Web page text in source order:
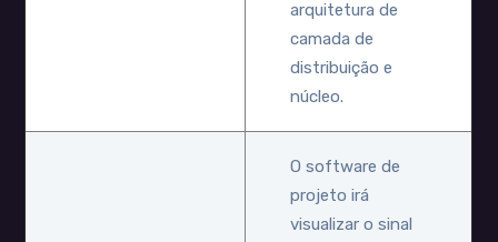
arquitetura de
camada de
distribuição e
núcleo.
O software de
projeto irá
visualizar o sinal